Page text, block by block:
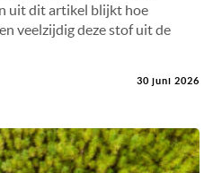
uit dit artikel blijkt hoe
veelzijdig deze stof uit de
30 juni 2026